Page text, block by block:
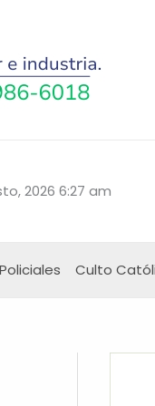
2026 6:27 am
Policiales Culto